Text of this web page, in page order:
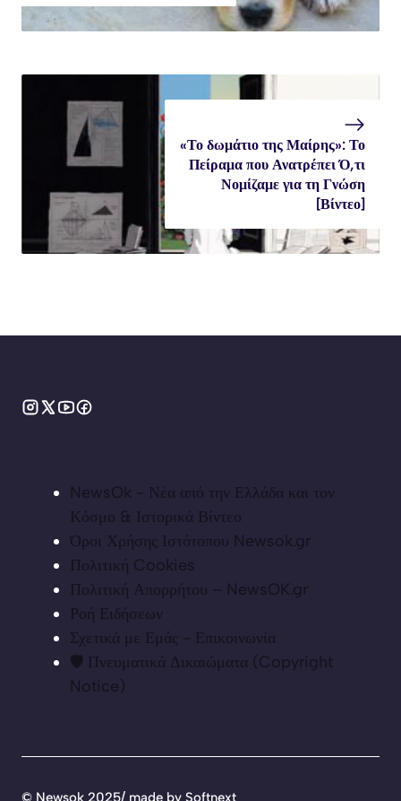
«Το δωμάτιο της Μαίρης»: Το
Πείραμα που Ανατρέπει Ό,τι
Νομίζαμε για τη Γνώση
[Βίντεο]
NewsOk - Νέα από την Ελλάδα και τον
Κόσμο & Ιστορικά Βίντεο
Όροι Χρήσης Ιστότοπου Newsok.gr
Πολιτική Cookies
Πολιτική Απορρήτου – NewsOK.gr
Ροή Ειδήσεων
Σχετικά με Εμάς - Επικοινωνία
🛡️ Πνευματικά Δικαιώματα (Copyright
Notice)
© Newsok 2025/ made by Softnext